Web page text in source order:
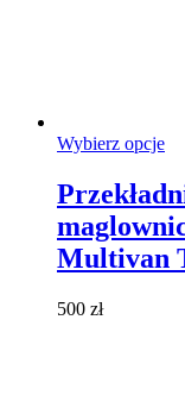
Wybierz opcjeTen
ma
Multivan
500 zł